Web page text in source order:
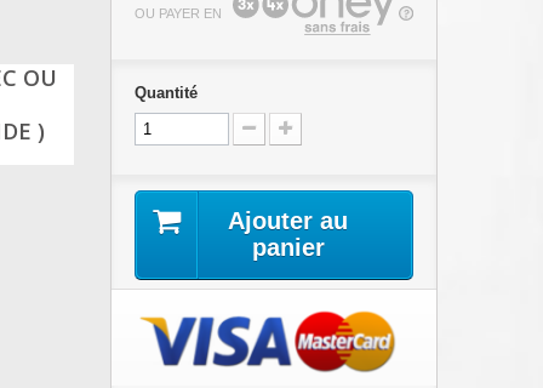
OU
)
OU PAYER EN
Quantité
Ajouter au
panier